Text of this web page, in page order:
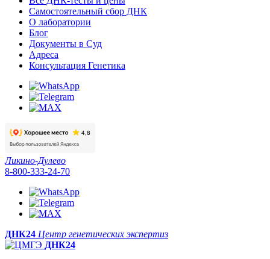
Самостоятельный сбор ДНК
О лаборатории
Блог
Документы в Суд
Адреса
Консультация Генетика
Ликино-Дулево
8-800-333-24-70
ДНК24 Центр генетических экспертиз
ДНК24